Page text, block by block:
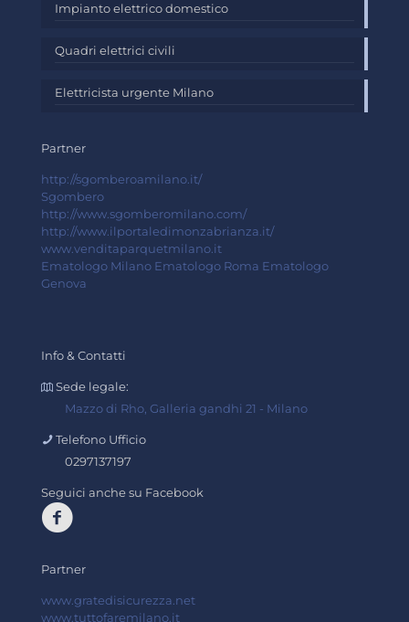
Impianto elettrico domestico
Quadri elettrici civili
Elettricista urgente Milano
Partner
http://sgomberoamilano.it/
Sgombero
http://www.sgomberomilano.com/
http://www.ilportaledimonzabrianza.it/
www.venditaparquetmilano.it
Ematologo Milano Ematologo Roma Ematologo
Genova
Info & Contatti
Sede legale:
Mazzo di Rho, Galleria gandhi 21 - Milano
Telefono Ufficio
0297137197
Seguici anche su Facebook
Partner
www.gratedisicurezza.net
www.tuttofaremilano.it